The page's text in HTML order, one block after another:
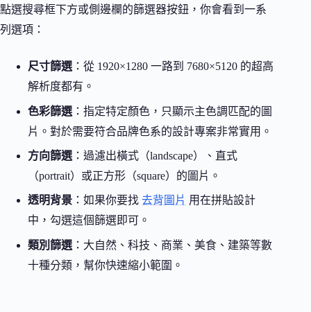
點選搜尋框下方或側邊欄的篩選器按鈕，你會看到一系
列選項：
尺寸篩選 ：從 1920×1280 一路到 7680×5120 的超高
解析度都有。
色彩篩選 ：指定特定顏色，只顯示主色調匹配的圖
片。對於需要符合品牌色系的設計專案非常實用。
方向篩選 ：過濾出橫式（landscape）、直式
（portrait）或正方形（square）的圖片。
透明背景 ：如果你要找 去背圖片 用在拼貼設計
中，勾選這個篩選即可。
類別篩選 ：大自然、科技、商業、美食、建築等數
十種分類，幫你快速縮小範圍。